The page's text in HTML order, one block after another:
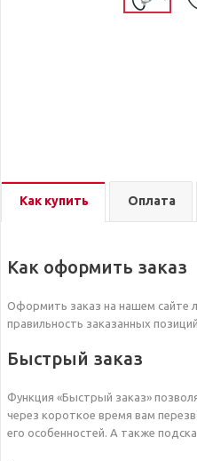
Как купить Оплата
Как оформить заказ
Оформить заказ на нашем сайте
правильность заказанных
Быстрый заказ
Функция «Быстрый заказ»
через короткое время вам
его особенностей. А также